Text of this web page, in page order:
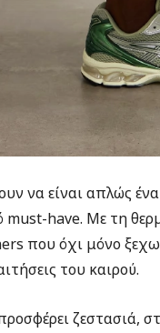
να είναι απλώς
have. Με τη
που όχι μόνο
του καιρού.
ζεστασιά,